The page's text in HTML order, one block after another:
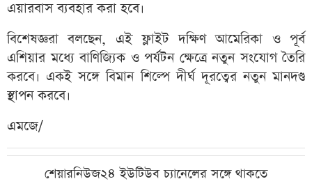
এয়ারবাস ব্যবহার করা হবে।
বিশেষজ্ঞরা বলছেন, এই ফ্লাইট দক্ষিণ আমেরিকা ও পূর্ব
এশিয়ার মধ্যে বাণিজ্যিক ও পর্যটন ক্ষেত্রে নতুন সংযোগ তৈরি
করবে। একই সঙ্গে বিমান শিল্পে দীর্ঘ দূরত্বের নতুন মানদণ্ড
স্থাপন করবে।
এমজে/
শেয়ারনিউজ২৪ ইউটিউব চ্যানেলের সঙ্গে থাকতে